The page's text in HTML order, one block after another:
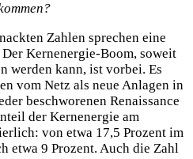
Zahlen sprechen eine
Kernenergie-Boom, soweit
werden kann, ist vorbei. Es
vom Netz als neue Anlagen in
beschworenen Renaissance
der Kernenergie am
von etwa 17,5 Prozent im
etwa 9 Prozent. Auch die Zahl